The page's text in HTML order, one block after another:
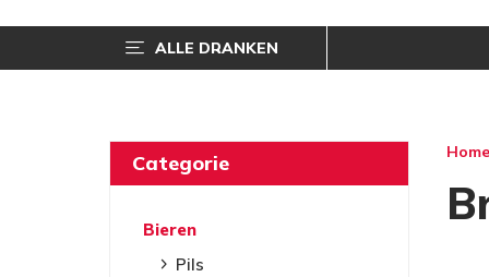
ALLE DRANKEN
Categorie
Bieren
Pils
Home